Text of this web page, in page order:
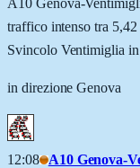
traffico intenso tra
Svincolo Ventimiglia
in direzione Genova
12:08 A10 Genova-